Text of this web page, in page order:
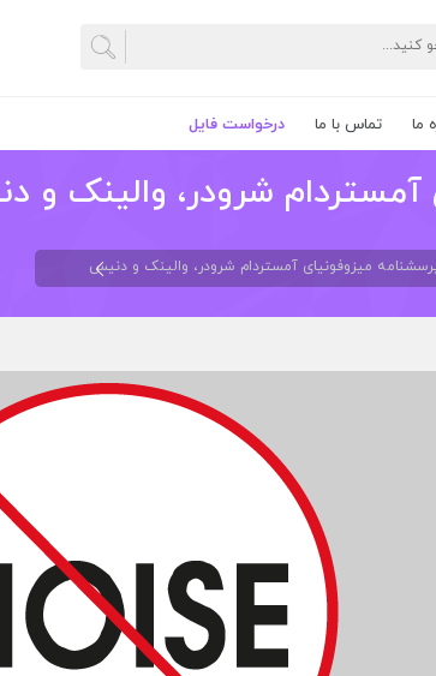
ما تماس با ما درخواست فایل
آمستردام شرودر، والینک و
میزوفونیای آمستردام شرودر، والینک و دنیس